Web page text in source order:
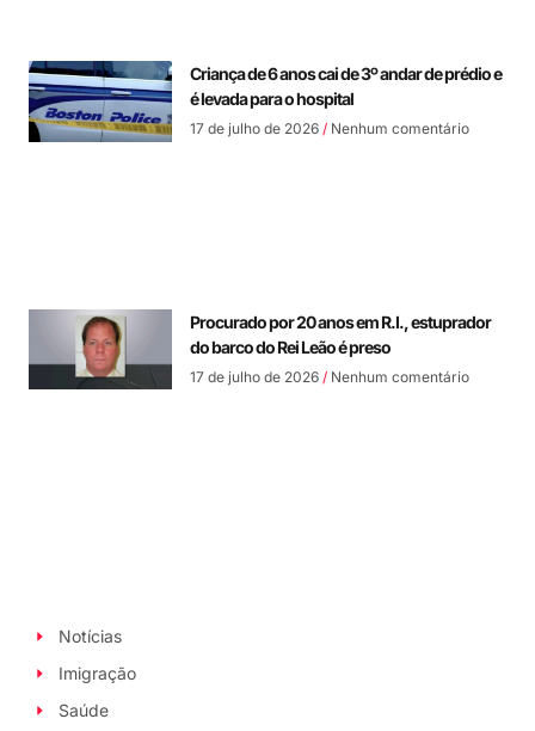
Criança de 6 anos cai de 3º andar de prédio e
é levada para o hospital
17 de julho de 2026 Nenhum comentário
Procurado por 20 anos em R.I., estuprador
do barco do Rei Leão é preso
17 de julho de 2026 Nenhum comentário
Notícias
Imigração
Saúde